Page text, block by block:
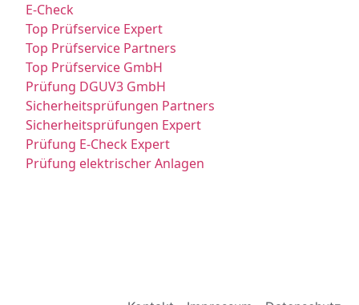
E-Check
Top Prüfservice Expert
Top Prüfservice Partners
Top Prüfservice GmbH
Prüfung DGUV3 GmbH
Sicherheitsprüfungen Partners
Sicherheitsprüfungen Expert
Prüfung E-Check Expert
Prüfung elektrischer Anlagen